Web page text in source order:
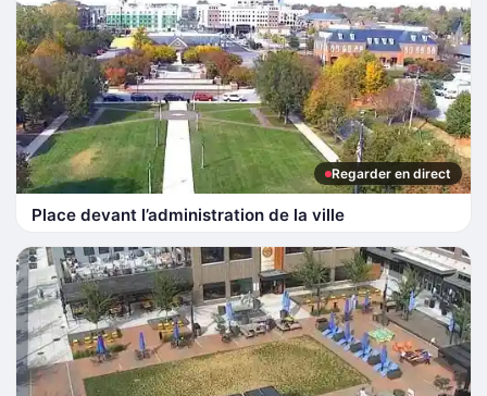
Regarder en direct
Place devant l’administration de la ville